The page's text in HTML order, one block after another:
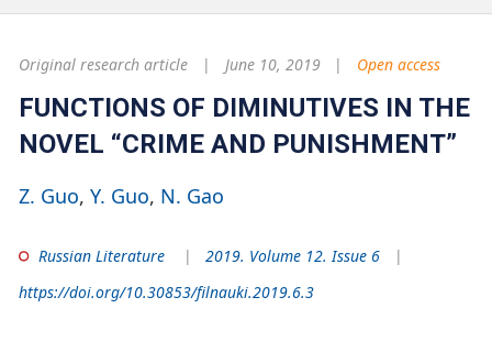
Original research article June 10, 2019 Open access
FUNCTIONS OF DIMINUTIVES IN THE
NOVEL “CRIME AND PUNISHMENT”
Z. Guo Y. Guo N. Gao
Russian Literature
2019. Volume 12. Issue 6
https://doi.org/10.30853/filnauki.2019.6.3